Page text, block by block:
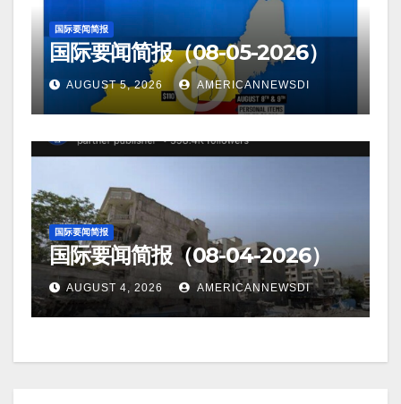
国际要闻简报
国际要闻简报（08-05-2026）
AUGUST 5, 2026 AMERICANNEWSDI
国际要闻简报
国际要闻简报（08-04-2026）
AUGUST 4, 2026 AMERICANNEWSDI